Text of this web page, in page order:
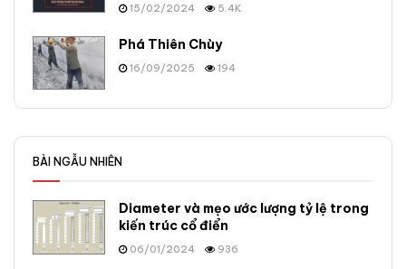
15/02/2024 5.4K
Phá Thiên Chùy
16/09/2025 194
BÀI NGẪU NHIÊN
Diameter và mẹo ước lượng tỷ lệ trong
kiến trúc cổ điển
06/01/2024 936